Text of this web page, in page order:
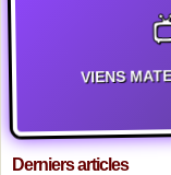
VIENS
Derniers articles